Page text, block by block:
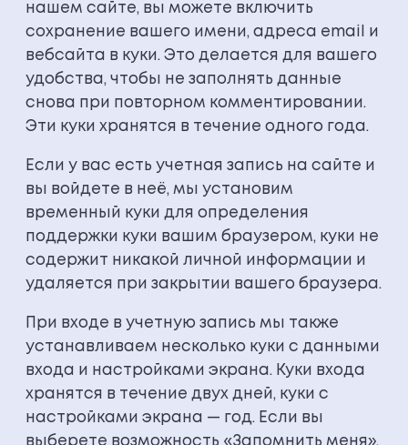
нашем сайте, вы можете включить
сохранение вашего имени, адреса email и
вебсайта в куки. Это делается для вашего
удобства, чтобы не заполнять данные
снова при повторном комментировании.
Эти куки хранятся в течение одного года.
Если у вас есть учетная запись на сайте и
вы войдете в неё, мы установим
временный куки для определения
поддержки куки вашим браузером, куки не
содержит никакой личной информации и
удаляется при закрытии вашего браузера.
При входе в учетную запись мы также
устанавливаем несколько куки с данными
входа и настройками экрана. Куки входа
хранятся в течение двух дней, куки с
настройками экрана — год. Если вы
выберете возможность «Запомнить меня»,